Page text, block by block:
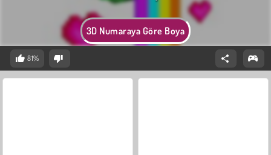
3D Numaraya Göre Boya
81%